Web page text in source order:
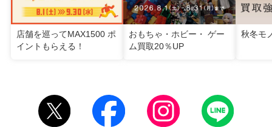
店舗を巡ってMAX1500 ポ
イントもらえる！
おもちゃ・ホビー・ ゲー
ム買取20％UP
秋冬モ